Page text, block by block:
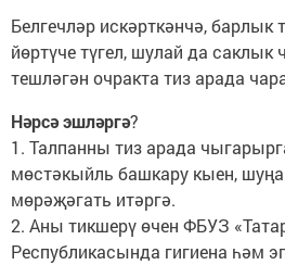
Белгечләр искәрткәнчә, барлык
йөртүче түгел, шулай да саклык
тешләгән очракта тиз арада
Нәрсәэшләргә?
1. Талпанны тиз арада
мөстәкыйль башкару кыен, шуңа
мөрәҗәгать итәргә.
2. Аны тикшерү өчен ФБУЗ
Республикасында гигиена һәм